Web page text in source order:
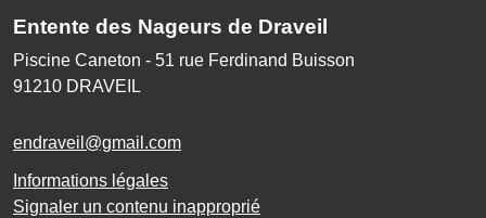
Entente des Nageurs de Draveil
Piscine Caneton - 51 rue Ferdinand Buisson
91210 DRAVEIL
endraveil@gmail.com
Informations légales
Signaler un contenu inapproprié